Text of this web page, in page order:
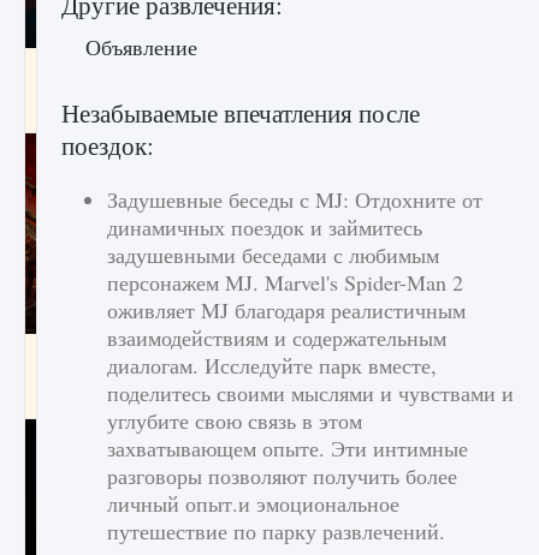
9 августа 2024 1 266 0 0
Как найти Гробницу Изгоев в Diablo 4
9 августа 2024 1 337 0 0
Объявление
Незабываемые впечатления после
поездок:
Задушевные беседы с MJ: Отдохните от
динамичных поездок и займитесь
задушевными беседами с любимым
персонажем MJ. Marvel's Spider-Man 2
оживляет MJ благодаря реалистичным
взаимодействиям и содержательным
диалогам. Исследуйте парк вместе,
поделитесь своими мыслями и чувствами и
углубите свою связь в этом
захватывающем опыте. Эти интимные
разговоры позволяют получить более
личный опыт.и эмоциональное
путешествие по парку развлечений.